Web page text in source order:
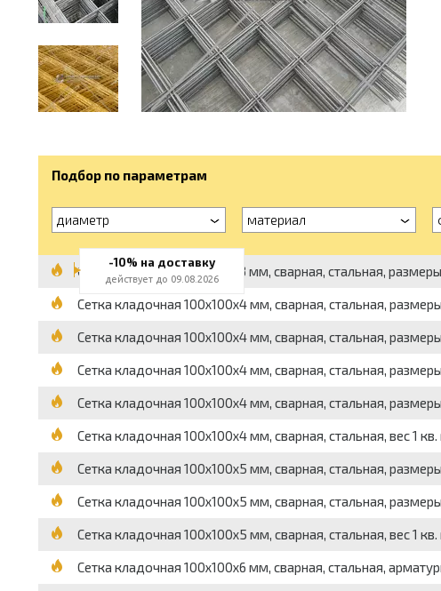
Подбор по параметрам
диаметр материал
Сетка кладочная 100x100x3 мм, сварная, стальная, размеры
Сетка кладочная 100x100x4 мм, сварная, стальная,
Сетка кладочная 100x100x4 мм, сварная, стальная,
Сетка кладочная 100x100x4 мм, сварная, стальная,
Сетка кладочная 100x100x4 мм, сварная, стальная,
Сетка кладочная 100x100x4 мм, сварная, стальная, вес 1
Сетка кладочная 100x100x5 мм, сварная, стальная,
Сетка кладочная 100x100x5 мм, сварная, стальная,
Сетка кладочная 100x100x5 мм, сварная, стальная, вес 1
Сетка кладочная 100x100x6 мм, сварная, стальная,
-10% на доставку
действует до 09.08.2026